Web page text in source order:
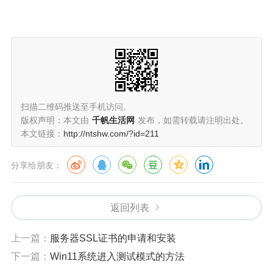
扫描二维码推送至手机访问。
版权声明：本文由 千帆生活网 发布，如需转载请注明出处。
本文链接： http://ntshw.com/?id=211
分享给朋友：
返回列表
上一篇： 服务器SSL证书的申请和安装
下一篇： Win11系统进入测试模式的方法